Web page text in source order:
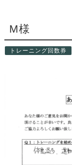
M様
トレーニング回数券